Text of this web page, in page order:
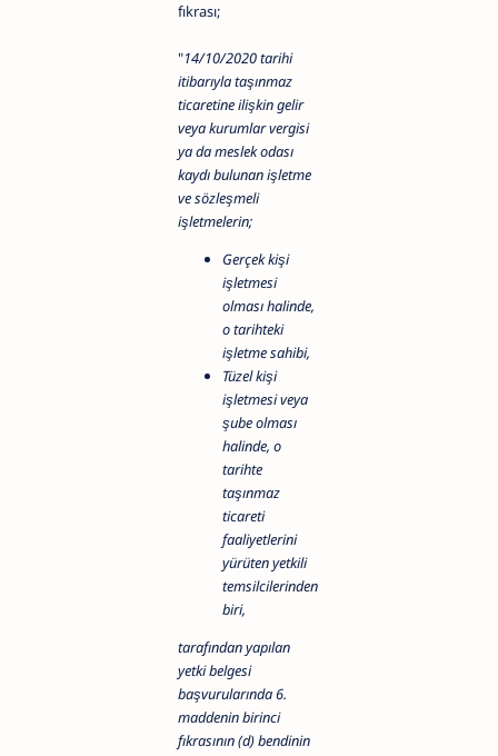
fıkrası;
"14/10/2020 tarihi
itibarıyla taşınmaz
ticaretine ilişkin gelir
veya kurumlar vergisi
ya da meslek odası
kaydı bulunan işletme
ve sözleşmeli
işletmelerin;
Gerçek kişi
işletmesi
olması halinde,
o tarihteki
işletme sahibi,
Tüzel kişi
işletmesi veya
şube olması
halinde, o
tarihte
taşınmaz
ticareti
faaliyetlerini
yürüten yetkili
temsilcilerinden
biri,
tarafından yapılan
yetki belgesi
başvurularında 6.
maddenin birinci
fıkrasının (d) bendinin